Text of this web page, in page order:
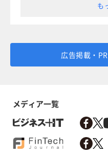
も
広告掲載・
メディア一覧